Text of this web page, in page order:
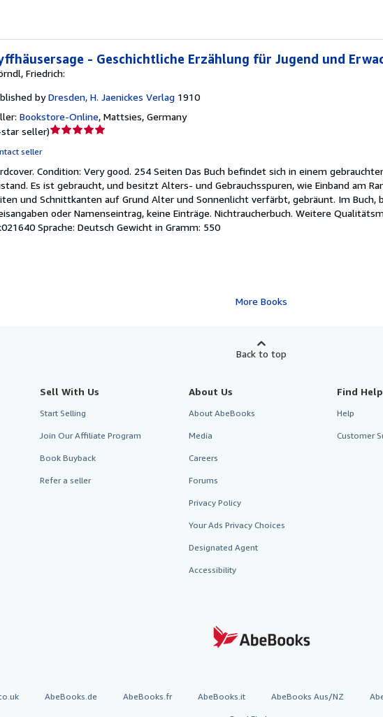
- Geschichtliche Erzählung für Jugend und
Friedrich:
by Dresden, H. Jaenickes Verlag 1910
Bookstore-Online, Mattsies, Germany
seller)Seller
out
of
5
stars
seller
Condition: Very good. 254 Seiten Das Buch befindet sich in einem
Es ist gebraucht, und besitzt Alters- und Gebrauchsspuren, wie Einband am
und Schnittkanten auf Grund Alter und Sonnenlicht verfärbt, gebräunt. Im Buch,
oder Namenseintrag, keine Einträge. Nichtraucherbuch. Weitere
Sprache: Deutsch Gewicht in Gramm: 550
More Books
Back to top
Sell With Us
Start Selling
Join Our Affiliate Program
Book Buyback
Refer a seller
About Us
About AbeBooks
Media
Careers
Forums
Privacy Policy
Your Ads Privacy Choices
Designated Agent
Accessibility
Find Help
Help
Customer
AbeBooks.de AbeBooks.fr AbeBooks.it AbeBooks Aus/NZ